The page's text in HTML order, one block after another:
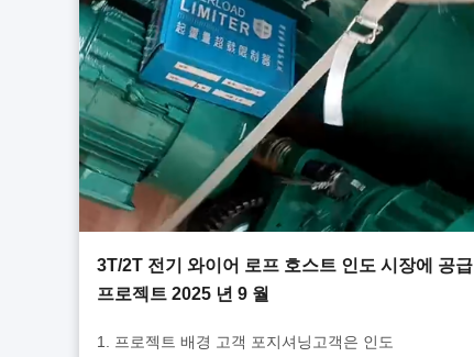
3T/2T 전기 와이어 로프 호스트 인도 시장에 공급
프로젝트 2025 년 9 월
1. 프로젝트 배경 고객 포지셔닝고객은 인도